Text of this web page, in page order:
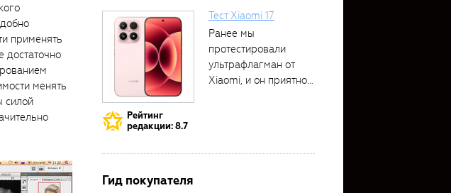
применять
достаточно
менять
силой
Рейтинг
редакции: 8.7
Тест Xiaomi 17
Ранее мы
протестировали
ультрафлагман от
Xiaomi, и он приятно
Гид покупателя